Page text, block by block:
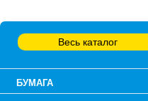
Весь каталог
БУМАГА